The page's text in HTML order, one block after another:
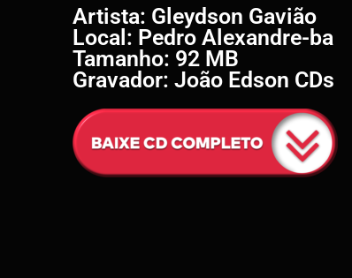
E
D
S
O
N
Artista: Gleydson Gavião
Local: Pedro Alexandre-ba
Tamanho: 92 MB
Gravador: João Edson CDs